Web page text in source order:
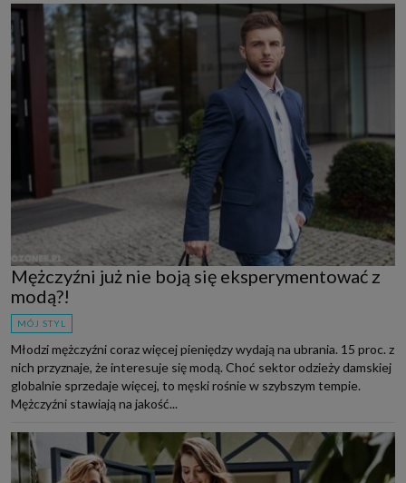
Mężczyźni już nie boją się eksperymentować z
modą?!
MÓJ STYL
Młodzi mężczyźni coraz więcej pieniędzy wydają na ubrania. 15 proc. z
nich przyznaje, że interesuje się modą. Choć sektor odzieży damskiej
globalnie sprzedaje więcej, to męski rośnie w szybszym tempie.
Mężczyźni stawiają na jakość...